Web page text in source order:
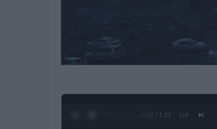
0:27 / 1:21 1 /4